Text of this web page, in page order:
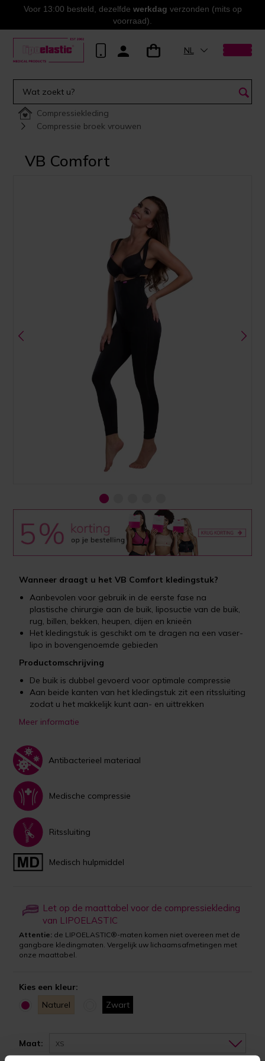
Voor 13:00 besteld, dezelfde werkdag verzonden (mits op
voorraad).
NL
Compressiekleding
Compressie broek vrouwen
VB Comfort
Wanneer draagt u het VB Comfort kledingstuk?
Aanbevolen voor gebruik in de eerste fase na
plastische chirurgie aan de buik, liposuctie van de buik,
rug, billen, bekken, heupen, dijen en knieën
Het kledingstuk is geschikt om te dragen na een vaser-
lipo in bovengenoemde gebieden
Productomschrijving
De buik is dubbel gevoerd voor optimale compressie
Aan beide kanten van het kledingstuk zit een ritssluiting
zodat u het makkelijk kunt aan- en uittrekken
Meer informatie
Antibacterieel materiaal
Medische compressie
Ritssluiting
Medisch hulpmiddel
Let op de maattabel voor de compressiekleding
van LIPOELASTIC
Attentie: de LIPOELASTIC®-maten komen niet overeen met de
gangbare kledingmaten. Vergelijk uw lichaamsafmetingen met
onze maattabel.
Kies een kleur:
Naturel
Zwart
Maat: XS